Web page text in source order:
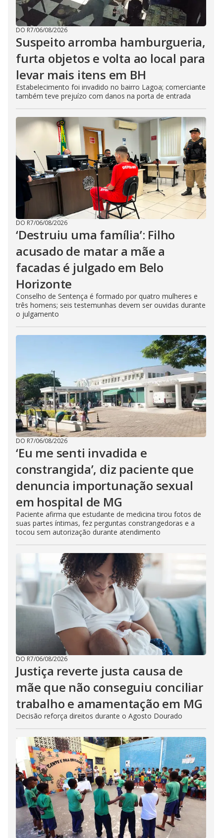
DO R7/06/08/2026
Suspeito arromba hamburgueria,
furta objetos e volta ao local para
levar mais itens em BH
Estabelecimento foi invadido no bairro Lagoa; comerciante
também teve prejuízo com danos na porta de entrada
DO R7/06/08/2026
‘Destruiu uma família’: Filho
acusado de matar a mãe a
facadas é julgado em Belo
Horizonte
Conselho de Sentença é formado por quatro mulheres e
três homens; seis testemunhas devem ser ouvidas durante
o julgamento
DO R7/06/08/2026
‘Eu me senti invadida e
constrangida’, diz paciente que
denuncia importunação sexual
em hospital de MG
Paciente afirma que estudante de medicina tirou fotos de
suas partes íntimas, fez perguntas constrangedoras e a
tocou sem autorização durante atendimento
DO R7/06/08/2026
Justiça reverte justa causa de
mãe que não conseguiu conciliar
trabalho e amamentação em MG
Decisão reforça direitos durante o Agosto Dourado